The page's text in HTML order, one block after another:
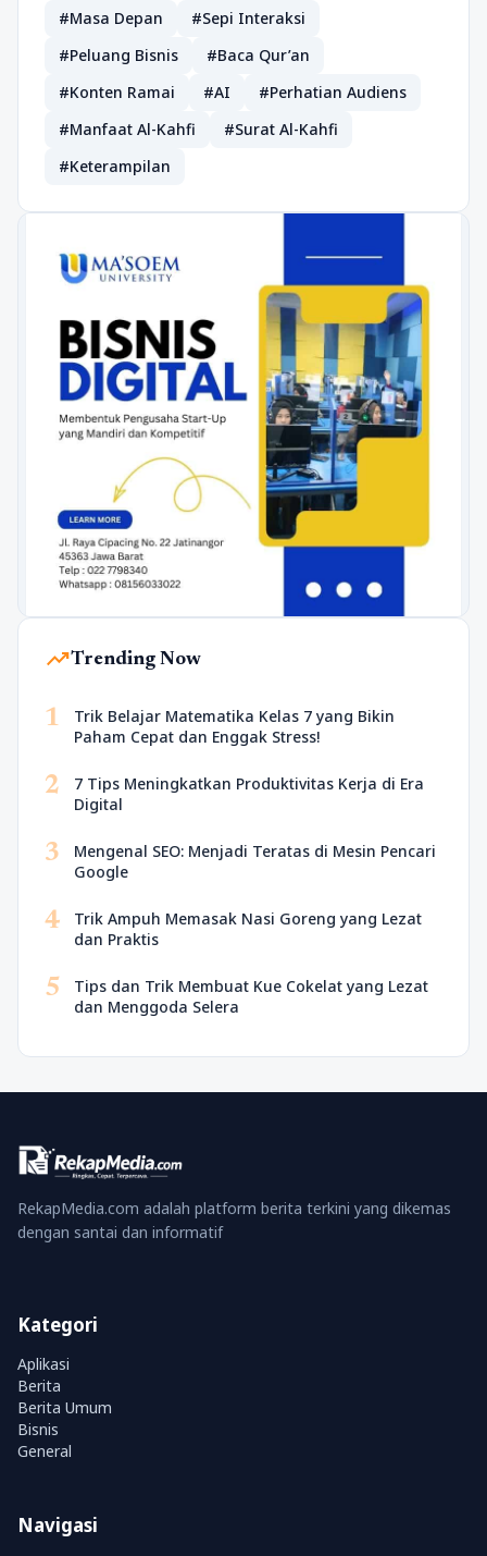
#Masa Depan
#Sepi Interaksi
#Peluang Bisnis
#Baca Qur’an
#Konten Ramai
#AI
#Perhatian Audiens
#Manfaat Al-Kahfi
#Surat Al-Kahfi
#Keterampilan
trending_upTrending Now
1
Trik Belajar Matematika Kelas 7 yang Bikin
Paham Cepat dan Enggak Stress!
2
7 Tips Meningkatkan Produktivitas Kerja di Era
Digital
3
Mengenal SEO: Menjadi Teratas di Mesin Pencari
Google
4
Trik Ampuh Memasak Nasi Goreng yang Lezat
dan Praktis
5
Tips dan Trik Membuat Kue Cokelat yang Lezat
dan Menggoda Selera
RekapMedia.com adalah platform berita terkini yang dikemas
dengan santai dan informatif
Kategori
Aplikasi
Berita
Berita Umum
Bisnis
General
Navigasi